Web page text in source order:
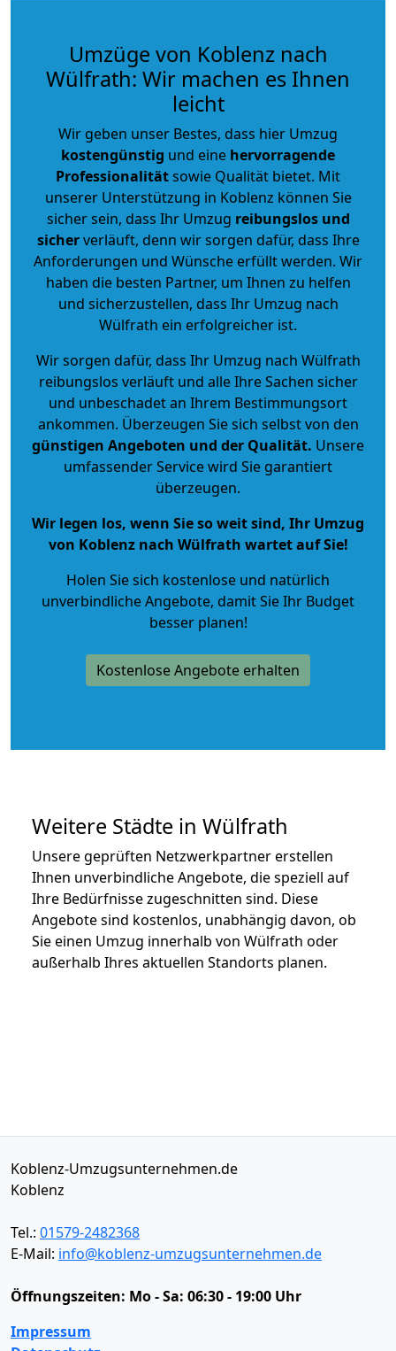
Umzüge von Koblenz nach
Wülfrath: Wir machen es Ihnen
leicht
Wir geben unser Bestes, dass hier Umzug
kostengünstig und eine hervorragende
Professionalitätsowie Qualität bietet. Mit
unserer Unterstützung in Koblenz können Sie
sicher sein, dass Ihr Umzug reibungslos und
sicherverläuft, denn wir sorgen dafür, dass Ihre
Anforderungen und Wünsche erfüllt werden. Wir
haben die besten Partner, um Ihnen zu helfen
und sicherzustellen, dass Ihr Umzug nach
Wülfrath ein erfolgreicher ist.
Wir sorgen dafür, dass Ihr Umzug nach Wülfrath
reibungslos verläuft und alle Ihre Sachen sicher
und unbeschadet an Ihrem Bestimmungsort
ankommen. Überzeugen Sie sich selbst von den
günstigen Angeboten und der Qualität. Unsere
umfassender Service wird Sie garantiert
überzeugen.
Wir legen los, wenn Sie so weit sind, Ihr Umzug
von Koblenz nach Wülfrath wartet auf Sie!
Holen Sie sich kostenlose und natürlich
unverbindliche Angebote, damit Sie Ihr Budget
besser planen!
Kostenlose Angebote erhalten
Weitere Städte in Wülfrath
Unsere geprüften Netzwerkpartner erstellen
Ihnen unverbindliche Angebote, die speziell auf
Ihre Bedürfnisse zugeschnitten sind. Diese
Angebote sind kostenlos, unabhängig davon, ob
Sie einen Umzug innerhalb von Wülfrath oder
außerhalb Ihres aktuellen Standorts planen.
Koblenz-Umzugsunternehmen.de
Koblenz
Tel.: 01579-2482368
E-Mail: info@koblenz-umzugsunternehmen.de
Öffnungszeiten: Mo - Sa: 06:30 - 19:00 Uhr
Impressum